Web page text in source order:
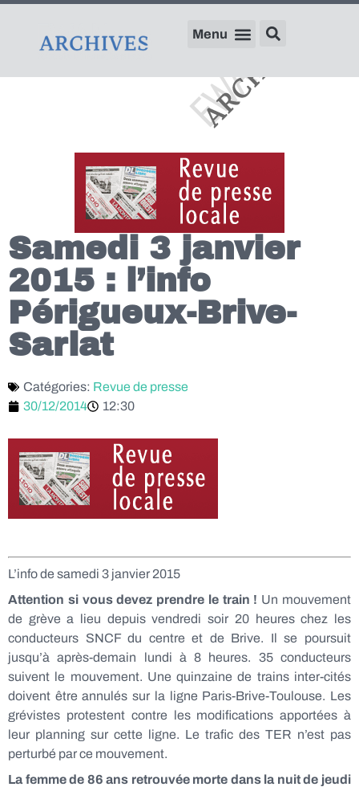
Samedi 3 janvier
2015 : l’info
Périgueux-Brive-
Sarlat
Catégories: Revue de presse
30/12/2014
12:30
L’info de samedi 3 janvier 2015
Attention si vous devez prendre le train ! Un mouvement
de grève a lieu depuis vendredi soir 20 heures chez les
conducteurs SNCF du centre et de Brive. Il se poursuit
jusqu’à après-demain lundi à 8 heures. 35 conducteurs
suivent le mouvement. Une quinzaine de trains inter-cités
doivent être annulés sur la ligne Paris-Brive-Toulouse. Les
grévistes protestent contre les modifications apportées à
leur planning sur cette ligne. Le trafic des TER n’est pas
perturbé par ce mouvement.
La femme de 86 ans retrouvée morte dans la nuit de jeudi